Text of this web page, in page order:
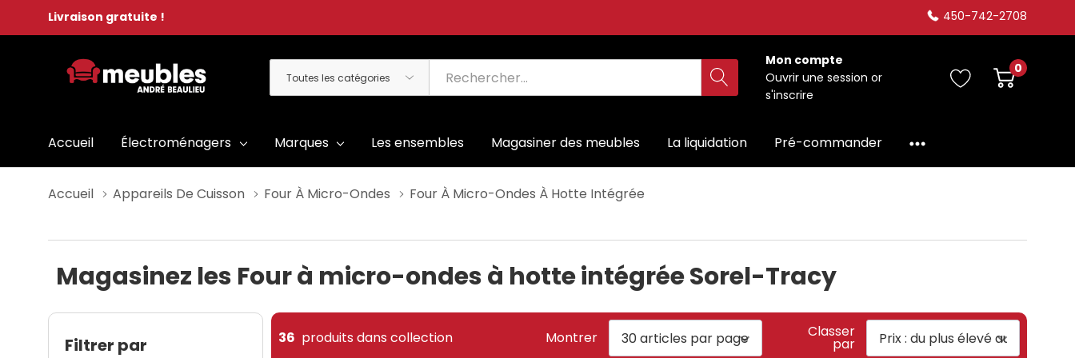
Livraison gratuite ! 450-742-2708
Toutes
les
Rechercher
Mon compte
Ouvrir une session or
s'inscrire
0
Accueil Électroménagers Marques Les ensembles Magasiner des meubles La liquidation Pré-commander
Accueil Appareils De Cuisson Four À Micro-Ondes Four À Micro-Ondes À Hotte Intégrée
Magasinez les Four à micro-ondes à hotte intégrée Sorel-Tracy
Filtrer par 36 produits dans collection Montrer Classer
par